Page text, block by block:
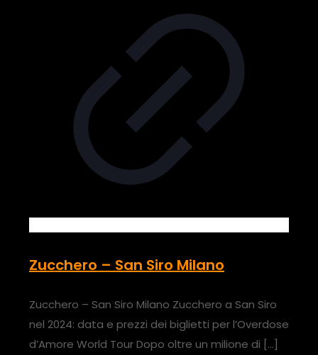
Zucchero – San Siro Milano
Zucchero – San Siro Milano Zucchero a San Siro
nel 2024: data e prezzi dei biglietti per l’Overdose
d’Amore World Tour Dopo oltre un milione di […]